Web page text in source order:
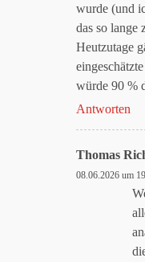
wurde (und
das so lange
Heutzutage
würde 90 %
Antworten
Thomas
Das
Anti-Spam
08.06.2026 um